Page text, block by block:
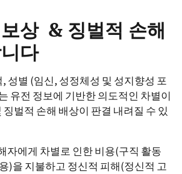
상 & 징벌적 손해
다
성별 (임신, 성정체성 및 성지향성 포
유전 정보에 기반한 의도적인 차별이
징벌적 손해 배상이 판결 내려질 수 있
자에게 차별로 인한 비용(구직 활동
)을 지불하고 정신적 피해(정신적 고